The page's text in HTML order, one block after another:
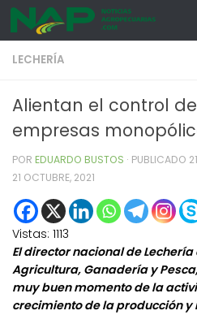
Skip to content
LECHERÍA
Alientan el control
empresas
POR EDUARDO BUSTOS · PUBLICADO
21 OCTUBRE, 2021
Vistas: 1113
El director nacional de
Agricultura, Ganadería y
muy buen momento de la
crecimiento de la producción